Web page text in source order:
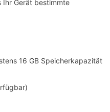
Ihr Gerät bestimmte
16 GB Speicherkapazität